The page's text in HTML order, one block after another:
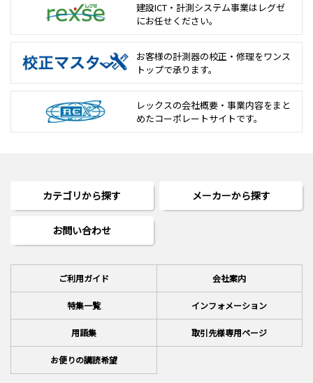
建設ICT・計測システム事業は レグゼ
にお任せください。
お客様の計測器の校正・修理をワンス
トップで承ります。
レックスの会社概要・事業内容をまと
めたコーポレートサイトです。
カテゴリから探す メーカーから探す
お問い合わせ
ご利用ガイド 会社案内
特集一覧 インフォメーション
用語集 取引先様専用ページ
お便りの講読希望